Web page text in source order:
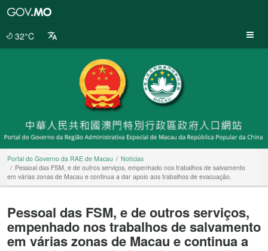
32°C
Portal do Governo da RAE de Macau
Notícias
Pessoal das FSM, e de outros serviços, empenhado nos trabalhos de salvamento
em várias zonas de Macau e continua a dar apoio aos trabalhos de evacuação.
Pessoal das FSM, e de outros serviços,
empenhado nos trabalhos de salvamento
em várias zonas de Macau e continua a